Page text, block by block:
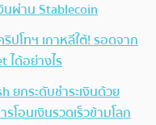
นผ่าน Stablecoin
ปโทฯ เกาหลีใต้! รอดจาก
ได้อย่างไร
ยกระดับชำระเงินด้วย
โอนเงินรวดเร็วข้ามโลก